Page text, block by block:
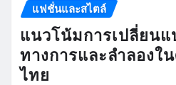
แฟชั่นและสไตล์
แนวโน้มการเปลี่ยนแ
ทางการและลำลองใ
ไทย